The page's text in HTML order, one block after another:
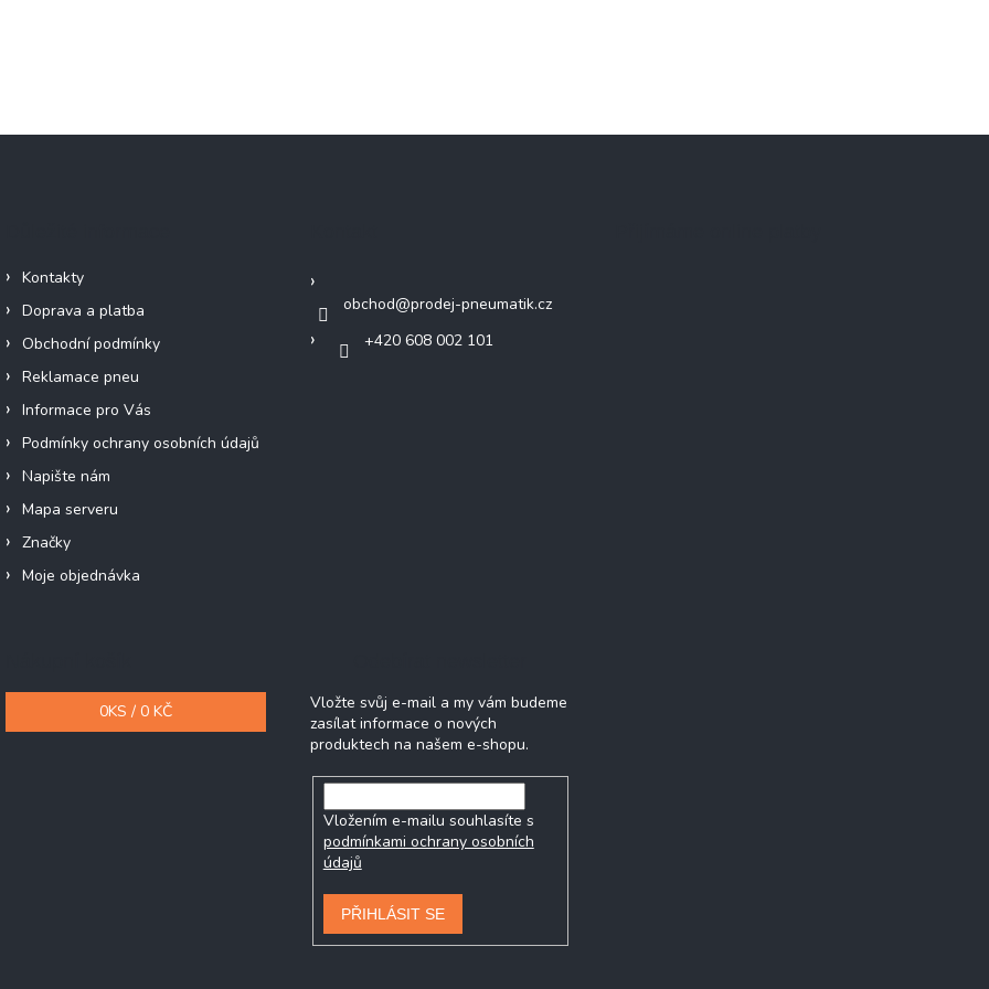
Kontakty
Doprava a platba
Obchodní podmínky
Reklamace pneu
Informace pro Vás
Podmínky ochrany osobních údajů
Napište nám
Mapa serveru
Značky
Moje objednávka
obchod@prodej-pneumatik.cz
+420 608 002 101
0KS / 0 KČ
Vložte svůj e-mail a my vám budeme
zasílat informace o nových
produktech na našem e-shopu.
Vložením e-mailu souhlasíte s
podmínkami ochrany osobních
údajů
PŘIHLÁSIT SE